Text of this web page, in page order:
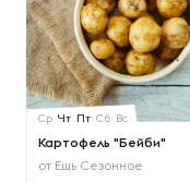
Ср Чт Пт Сб Вс
Картофель "Бейби"
от Ешь Сезонное